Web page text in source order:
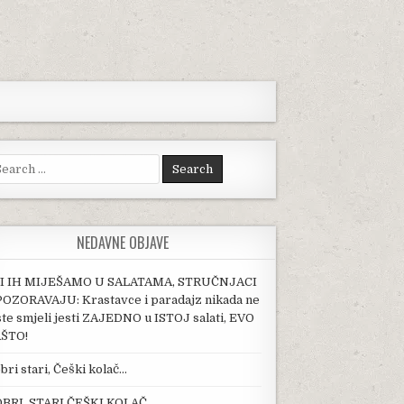
for:
NEDAVNE OBJAVE
IH MIJEŠAMO U SALATAMA, STRUČNJACI
Krastavce i paradajz nikada ne
smjeli jesti ZAJEDNO u ISTOJ salati, EVO
stari, Češki kolač…